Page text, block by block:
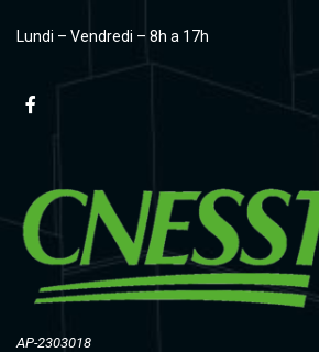
Lundi – Vendredi – 8h a 17h
AP-2303018